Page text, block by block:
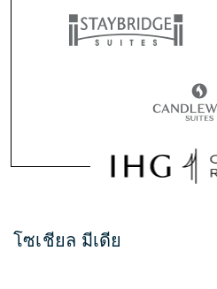
โซเชียล มีเดีย